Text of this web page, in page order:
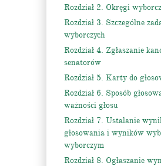
Rozdział 2. Okręgi
Rozdział 3. Szczególne
wyborczych
Rozdział 4. Zgłaszanie
senatorów
Rozdział 5. Karty do
Rozdział 6. Sposób
ważności głosu
Rozdział 7. Ustalanie
głosowania i wyników
wyborczym
Rozdział 8. Ogłaszanie